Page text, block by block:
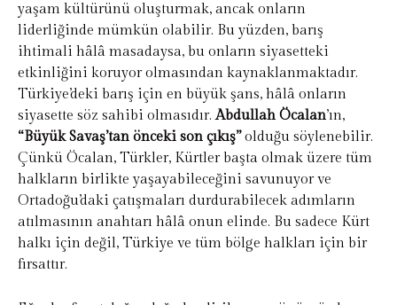
yaşam kültürünü oluşturmak, ancak onların
liderliğinde mümkün olabilir. Bu yüzden, barış
ihtimali hâlâ masadaysa, bu onların siyasetteki
etkinliğini koruyor olmasından kaynaklanmaktadır.
Türkiye’deki barış için en büyük şans, hâlâ onların
siyasette söz sahibi olmasıdır.Abdullah Öcalan’ın,
“Büyük Savaş’tan önceki son çıkış”olduğu söylenebilir.
Çünkü Öcalan, Türkler, Kürtler başta olmak üzere tüm
halkların birlikte yaşayabileceğini savunuyor ve
Ortadoğu’daki çatışmaları durdurabilecek adımların
atılmasının anahtarı hâlâ onun elinde. Bu sadece Kürt
halkı için değil, Türkiye ve tüm bölge halkları için bir
fırsattır.